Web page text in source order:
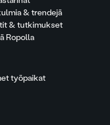
& trendejä
& tutkimukset
Ropolla
työpaikat